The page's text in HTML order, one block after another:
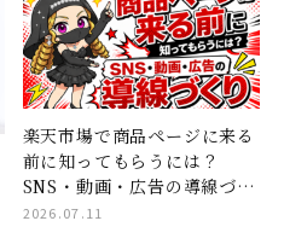
楽天市場で商品ページに来る
前に知ってもらうには？
SNS・動画・広告の導線づく
り
2026.07.11